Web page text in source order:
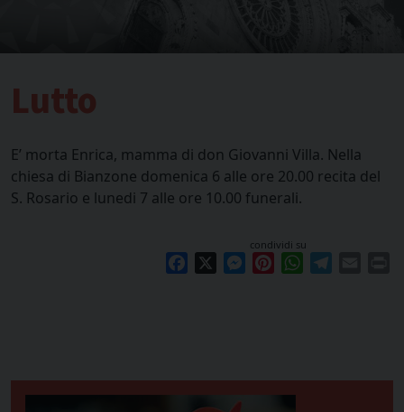
Lutto
E’ morta Enrica, mamma di don Giovanni Villa. Nella
chiesa di Bianzone domenica 6 alle ore 20.00 recita del
S. Rosario e lunedi 7 alle ore 10.00 funerali.
condividi su
Facebook Messenger
PinterestWhatsApp